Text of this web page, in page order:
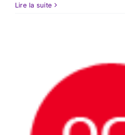
Lire la suite